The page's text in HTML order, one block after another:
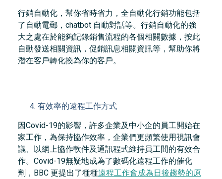
行銷自動化，幫你省時省力，全自動化行銷功能包括
了自動電郵，chatbot 自動對話等。行銷自動化的強
大之處在於能夠記錄銷售流程的各個相關數據，按此
自動發送相關資訊，促銷訊息相關資訊等，幫助你將
潛在客戶轉化換為你的客戶。
有效率的遠程工作方式
因Covid-19的影響，許多企業及中小企的員工開始在
家工作，為保持協作效率，企業們更頻繁使用視訊會
議、以網上協作軟件及通訊程式維持員工間的有效合
作。Covid-19無疑地成為了數碼化遠程工作的催化
劑，BBC 更提出了種種遠程工作會成為日後趨勢的原